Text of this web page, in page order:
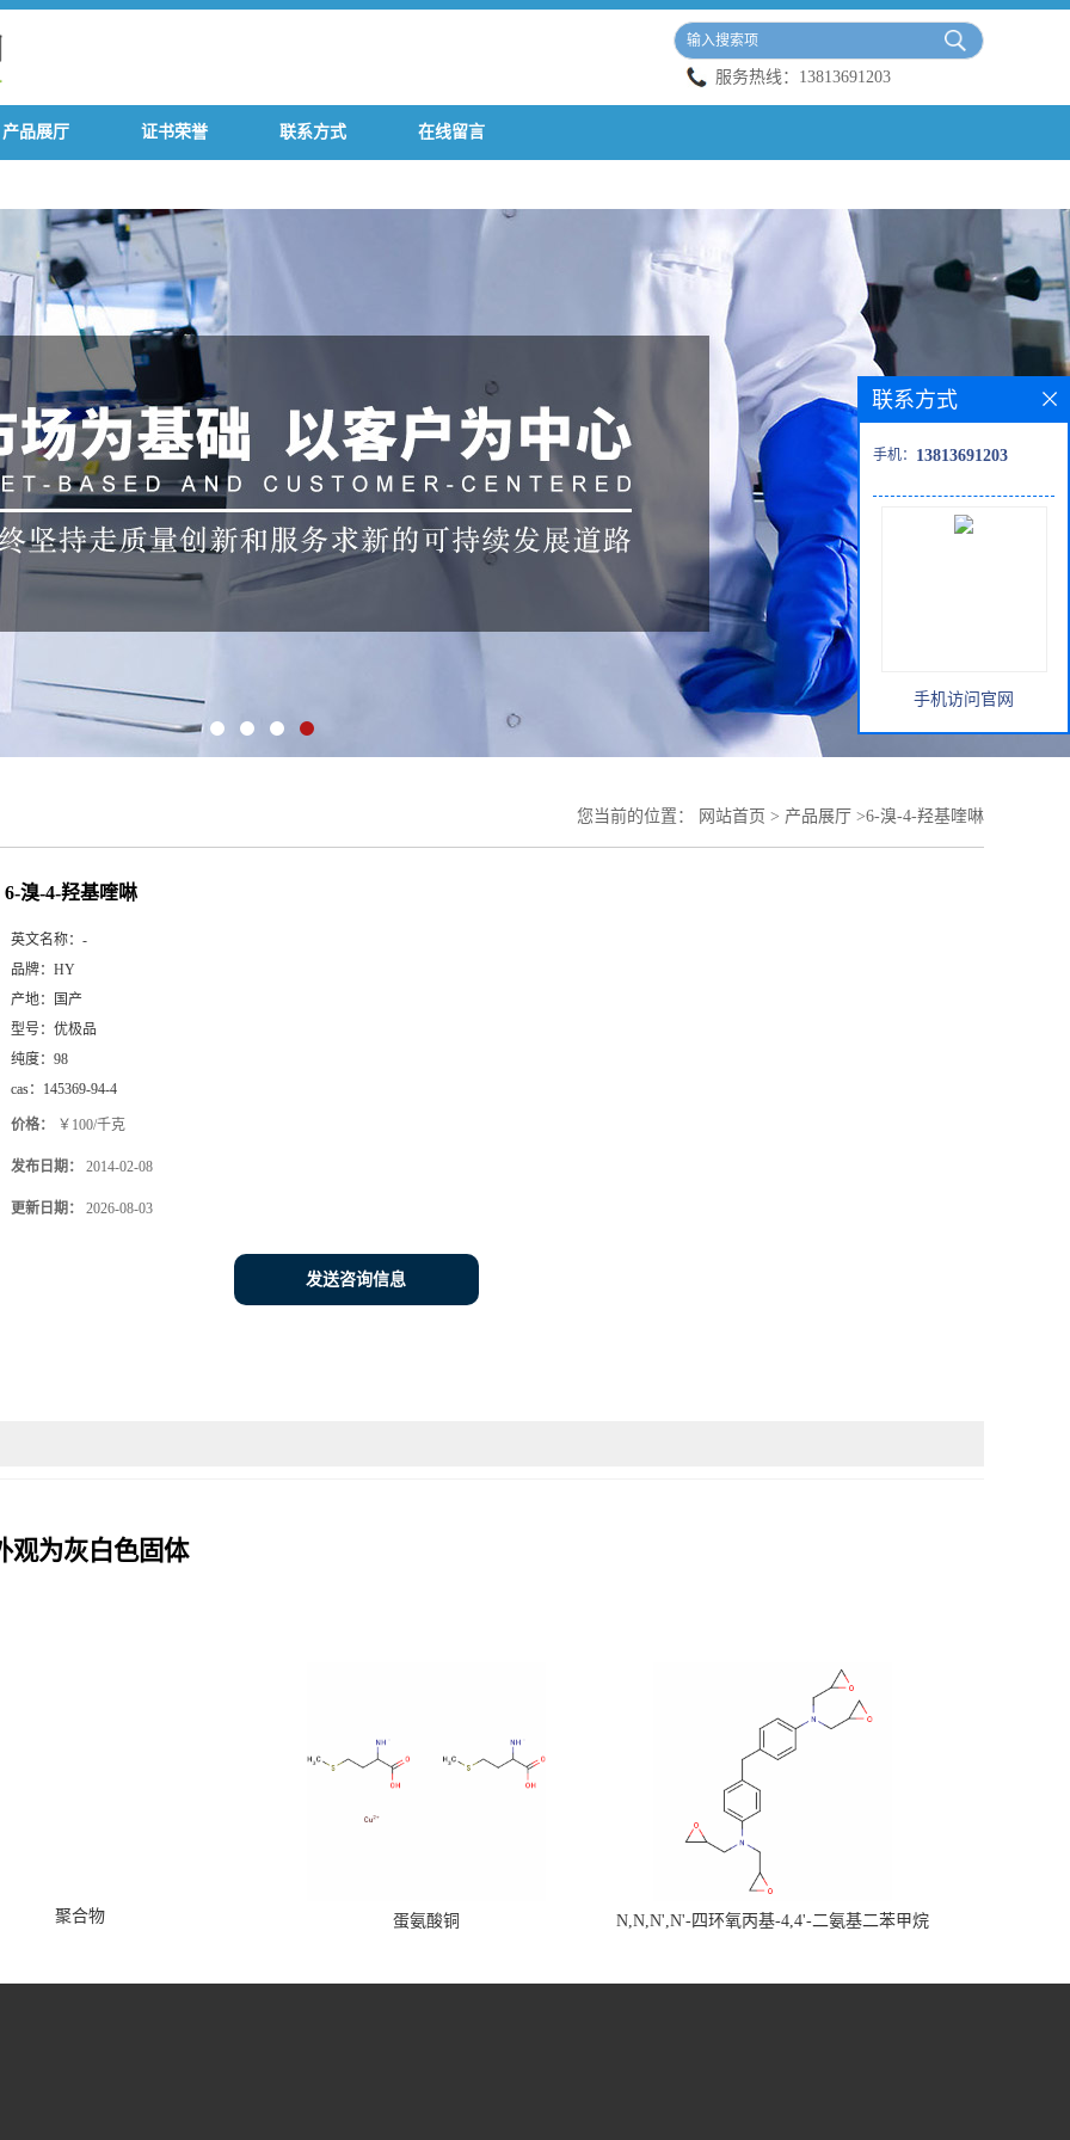
服务热线： 13813691203
产品展厅 证书荣誉 联系方式 在线留言
您当前的位置： 网站首页 > 产品展厅 >6-溴-4-羟基喹啉
6-溴-4-羟基喹啉
英文名称： -
品牌： HY
产地：
国产
型号： 优极品
纯度： 98
cas： 145369-94-4
价格： ￥100/千克
发布日期： 2014-02-08
更新日期： 2026-08-03
发送咨询信息
观为灰白色固体
聚合物 蛋氨酸铜 N,N,N',N'-四环氧丙基-4,4'-二氨基二苯甲烷
联系方式
手机： 13813691203
手机访问官网